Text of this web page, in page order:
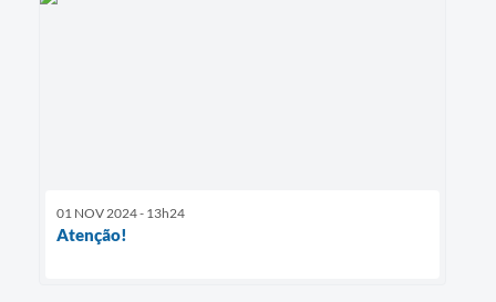
01 NOV 2024 - 13h24
Atenção!